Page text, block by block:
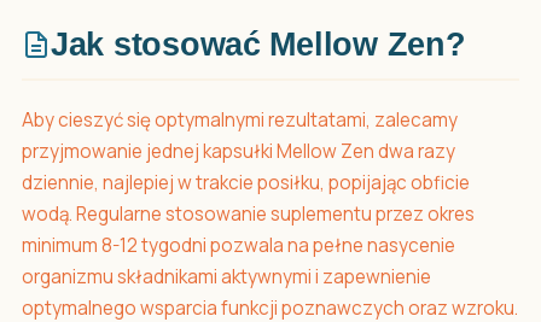
Jak stosować Mellow Zen?
Aby cieszyć się optymalnymi rezultatami, zalecamy
przyjmowanie jednej kapsułki Mellow Zen dwa razy
dziennie, najlepiej w trakcie posiłku, popijając obficie
wodą. Regularne stosowanie suplementu przez okres
minimum 8-12 tygodni pozwala na pełne nasycenie
organizmu składnikami aktywnymi i zapewnienie
optymalnego wsparcia funkcji poznawczych oraz wzroku.